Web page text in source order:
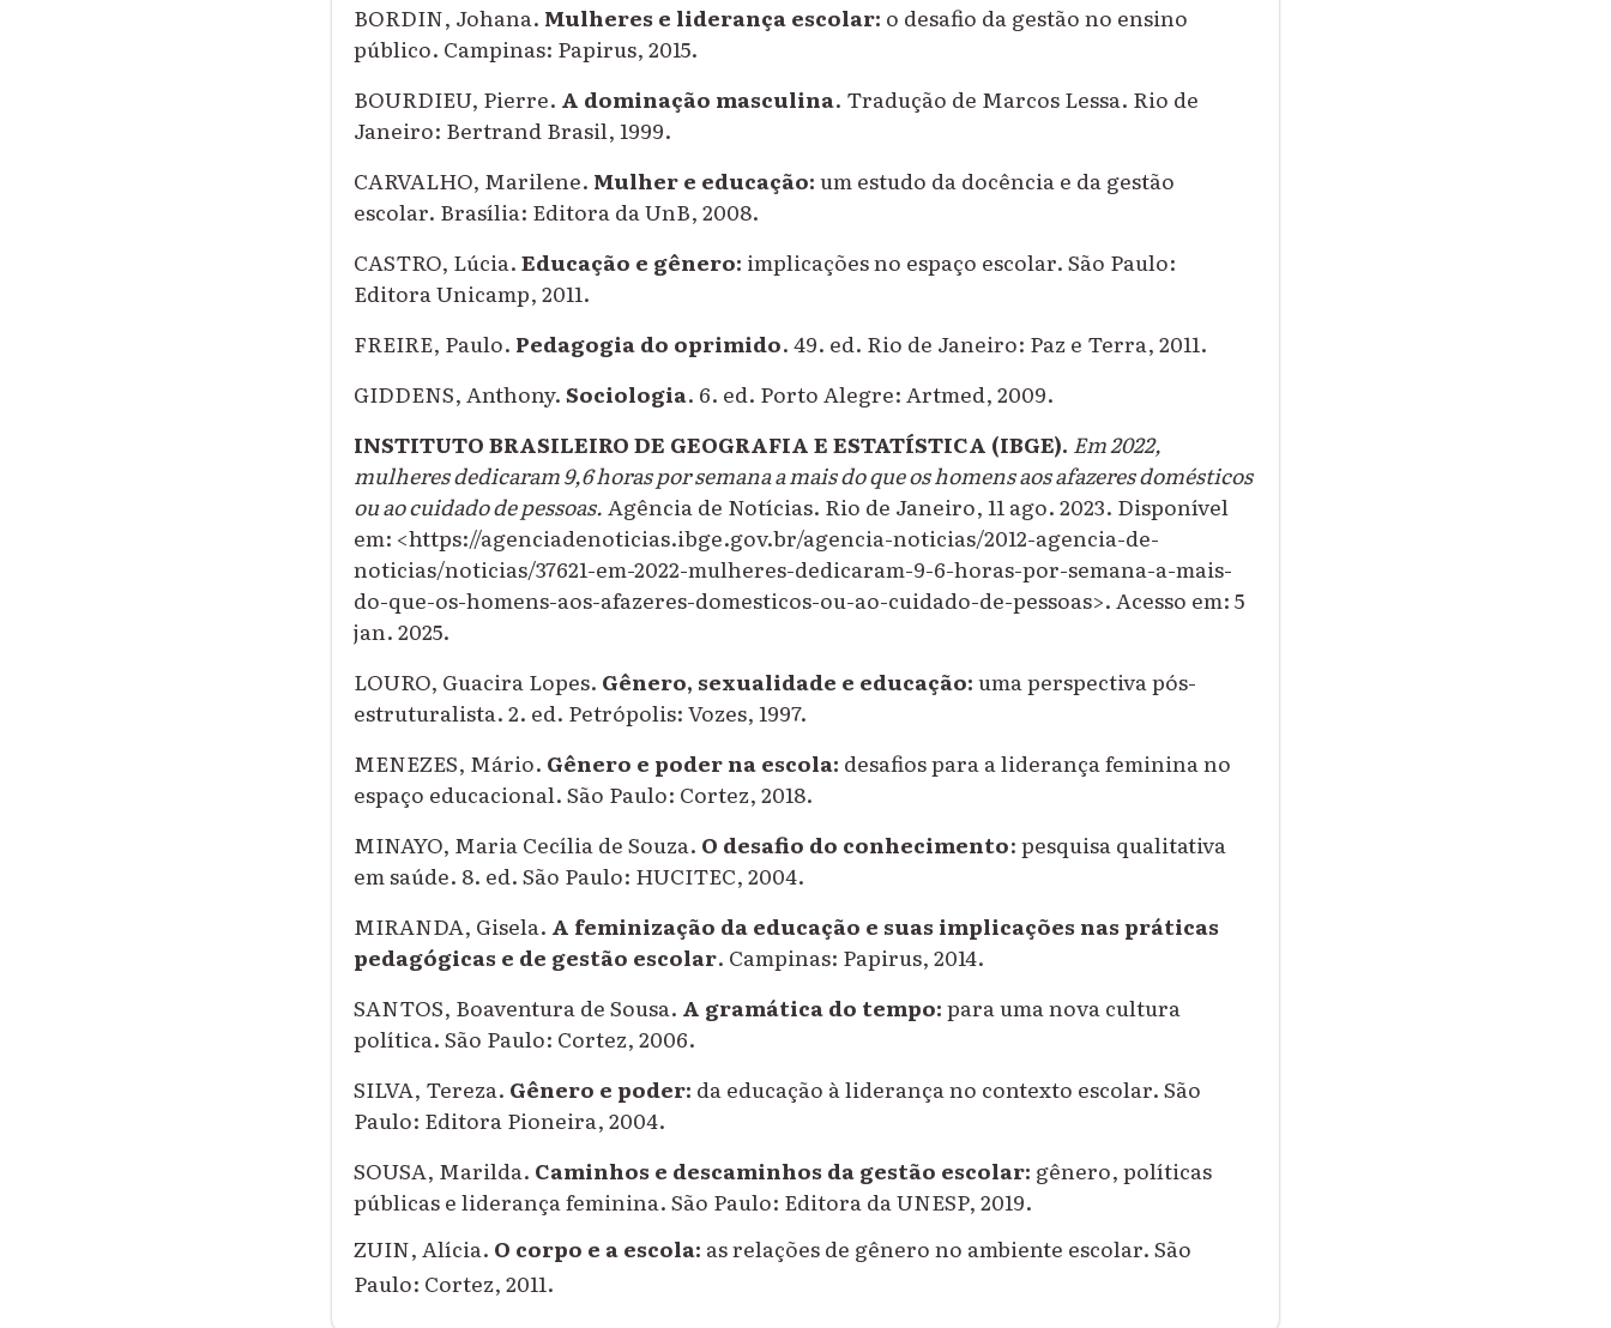
BORDIN, Johana. Mulheres e liderança escolar: o desafio da gestão no ensino
público. Campinas: Papirus, 2015.
BOURDIEU, Pierre. A dominação masculina. Tradução de Marcos Lessa. Rio de
Janeiro: Bertrand Brasil, 1999.
CARVALHO, Marilene. Mulher e educação:um estudo da docência e da gestão
escolar. Brasília: Editora da UnB, 2008.
CASTRO, Lúcia.Educação e gênero: implicações no espaço escolar. São Paulo:
Editora Unicamp, 2011.
FREIRE, Paulo. Pedagogia do oprimido. 49. ed. Rio de Janeiro: Paz e Terra, 2011.
GIDDENS, Anthony.Sociologia. 6. ed. Porto Alegre: Artmed, 2009.
INSTITUTO BRASILEIRO DE GEOGRAFIA E ESTATÍSTICA (IBGE). Em 2022,
mulheres dedicaram 9,6 horas por semana a mais do que os homens aos afazeres domésticos
ou ao cuidado de pessoas.Agência de Notícias. Rio de Janeiro, 11 ago. 2023. Disponível
em: <https://agenciadenoticias.ibge.gov.br/agencia-noticias/2012-agencia-de-
noticias/noticias/37621-em-2022-mulheres-dedicaram-9-6-horas-por-semana-a-mais-
do-que-os-homens-aos-afazeres-domesticos-ou-ao-cuidado-de-pessoas>. Acesso em: 5
jan. 2025.
LOURO, Guacira Lopes. Gênero, sexualidade e educação:uma perspectiva pós-
estruturalista. 2. ed. Petrópolis: Vozes, 1997.
MENEZES, Mário. Gênero e poder na escola: desafios para a liderança feminina no
espaço educacional. São Paulo: Cortez, 2018.
MINAYO, Maria Cecília de Souza. O desafio do conhecimento: pesquisa qualitativa
em saúde. 8. ed. São Paulo: HUCITEC, 2004.
MIRANDA, Gisela. A feminização da educação e suas implicações nas práticas
pedagógicas e de gestão escolar. Campinas: Papirus, 2014.
SANTOS, Boaventura de Sousa. A gramática do tempo:para uma nova cultura
política. São Paulo: Cortez, 2006.
SILVA, Tereza. Gênero e poder: da educação à liderança no contexto escolar. São
Paulo: Editora Pioneira, 2004.
SOUSA, Marilda. Caminhos e descaminhos da gestão escolar: gênero, políticas
públicas e liderança feminina. São Paulo: Editora da UNESP, 2019.
ZUIN, Alícia. O corpo e a escola: as relações de gênero no ambiente escolar. São
Paulo: Cortez, 2011.